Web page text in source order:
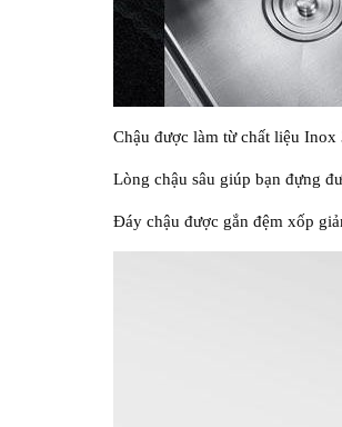
Chậu được làm từ chất liệu
Lòng chậu sâu giúp bạn đựng
Đáy chậu được gắn đệm xốp